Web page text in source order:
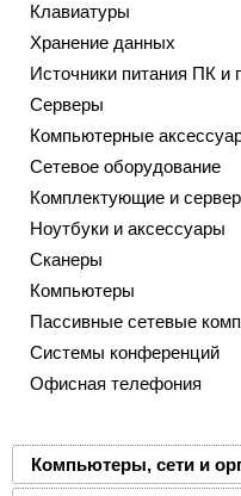
Клавиатуры
Хранение данных
Источники питания ПК и
Серверы
Компьютерные
Сетевое оборудование
Комплектующие и
Ноутбуки и аксессуары
Сканеры
Компьютеры
Пассивные сетевые
Системы конференций
Офисная телефония
Компьютеры, сети и